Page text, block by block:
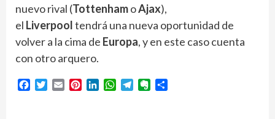
nuevo rival (TottenhamoAjax),
el Liverpooltendrá una nueva oportunidad de
volver a la cima de Europa, y en este caso cuenta
con otro arquero.
Facebook
Twitter
Email PinterestLinkedInWhatsApp
TelegramEvernote